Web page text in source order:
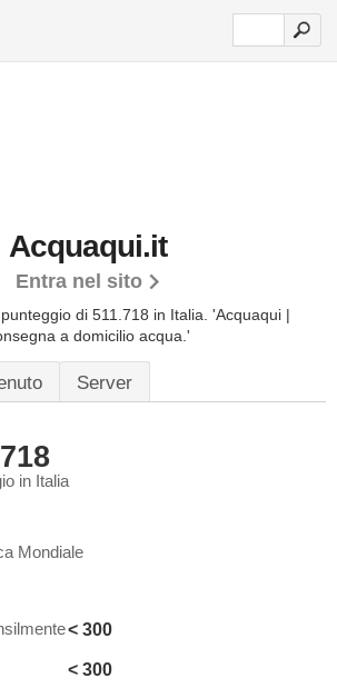
Acquaqui.it
Entra nel sito
di 511.718 in Italia. 'Acquaqui |
a domicilio acqua.'
Server
in Italia
Mondiale
< 300
< 300